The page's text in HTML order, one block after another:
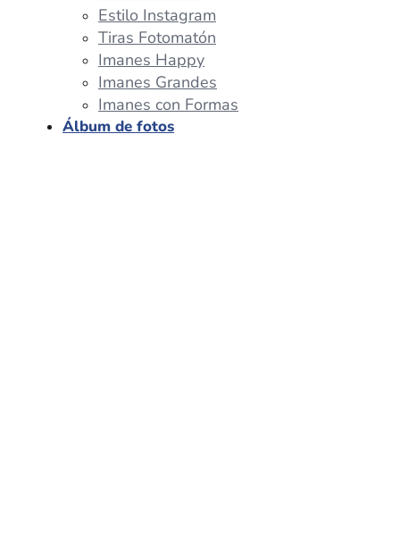
Estilo Instagram
Tiras Fotomatón
Imanes Happy
Imanes Grandes
Imanes con Formas
Álbum de fotos